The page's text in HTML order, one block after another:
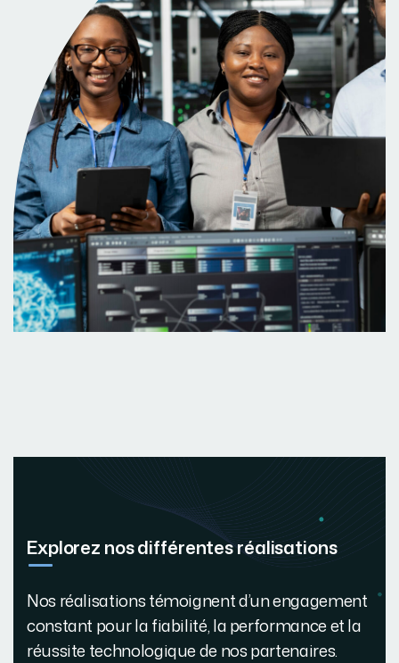
Explorez nos différentes réalisations
Nos réalisations témoignent d’un engagement
constant pour la fiabilité, la performance et la
réussite technologique de nos partenaires.